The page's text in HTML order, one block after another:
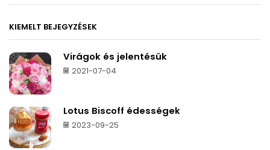
KIEMELT BEJEGYZÉSEK
Virágok és jelentésük
2021-07-04
Lotus Biscoff édességek
2023-09-25